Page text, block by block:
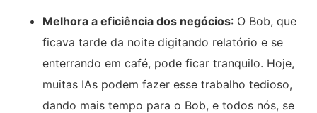
Melhora a eficiência dos negócios: O Bob, que
ficava tarde da noite digitando relatório e se
enterrando em café, pode ficar tranquilo. Hoje,
muitas IAs podem fazer esse trabalho tedioso,
dando mais tempo para o Bob, e todos nós, se